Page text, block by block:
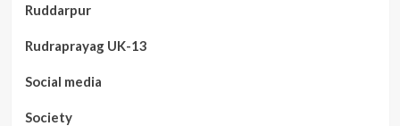
Ruddarpur
Rudraprayag UK-13
Social media
Society